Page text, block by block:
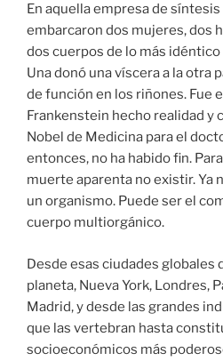
En aquella empresa de
embarcaron dos mujeres, dos
dos cuerpos de lo más
Una donó una víscera a la otra
de función en los riñones. Fue
Frankenstein hecho realidad y
Nobel de Medicina para el
entonces, no ha habido fin.
muerte aparenta no existir. Ya
un organismo. Puede ser el
cuerpo multiorgánico.
Desde esas ciudades
planeta, Nueva York, Londres,
Madrid, y desde las grandes
que las vertebran hasta
socioeconómicos más